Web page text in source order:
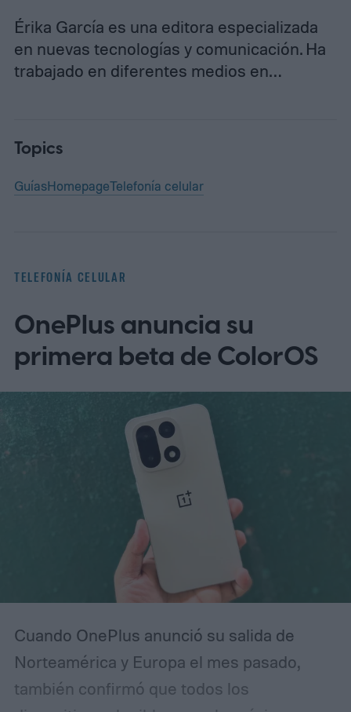
Érika García es una editora especializada
en nuevas tecnologías y comunicación. Ha
trabajado en diferentes medios en…
Topics
GuíasHomepageTelefonía celular
TELEFONÍA CELULAR
OnePlus anuncia su
primera beta de ColorOS
Cuando OnePlus anunció su salida de
Norteamérica y Europa el mes pasado,
también confirmó que todos los